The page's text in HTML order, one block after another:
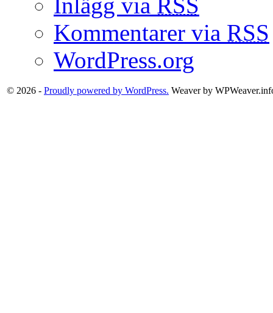
Inlägg via RSS
Kommentarer via RSS
WordPress.org
© 2026 - Proudly powered by WordPress. Weaver by